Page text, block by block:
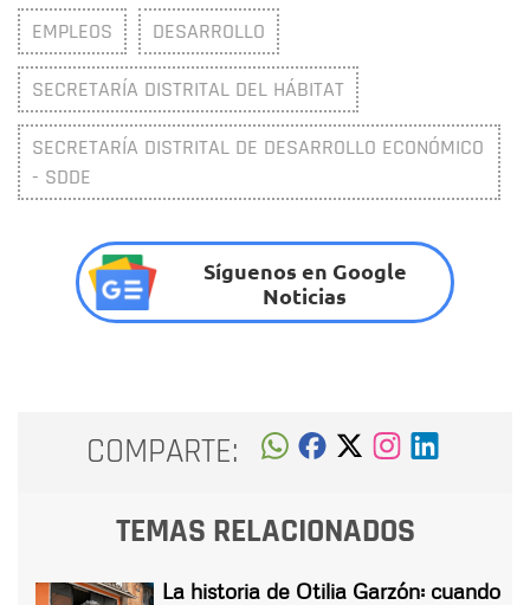
EMPLEOS DESARROLLO
SECRETARÍA DISTRITAL DEL HÁBITAT
SECRETARÍA DISTRITAL DE DESARROLLO ECONÓMICO
- SDDE
Síguenos en Google
Noticias
COMPARTE:
TEMAS RELACIONADOS
La historia de Otilia Garzón: cuando